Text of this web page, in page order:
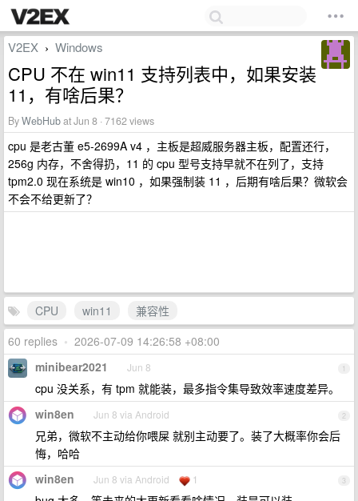
V2EX › Windows
CPU 不在 win11 支持列表中，如果安装
11，有啥后果？
ByWebHubat Jun 8 · 7162 views
cpu 是老古董 e5-2699A v4 ，主板是超威服务器主板，配置还行，
256g 内存，不舍得扔，11 的 cpu 型号支持早就不在列了，支持
tpm2.0 现在系统是 win10 ，如果强制装 11 ，后期有啥后果？微软会
不会不给更新了？
CPU win11
兼容性
60 replies • 2026-07-09 14:26:58 +08:00
1
minibear2021 Jun 8
cpu 没关系，有 tpm 就能装，最多指令集导致效率速度差异。
2
win8en Jun 8 via Android
兄弟，微软不主动给你喂屎 就别主动要了。装了大概率你会后
悔，哈哈
3
win8en Jun 8 via Android 1